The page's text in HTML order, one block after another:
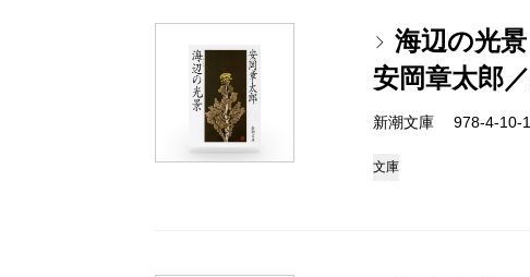
海辺の光景
安岡章太郎
新潮文庫 978-4-
文庫